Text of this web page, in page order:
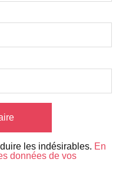
les indésirables. En
données de vos